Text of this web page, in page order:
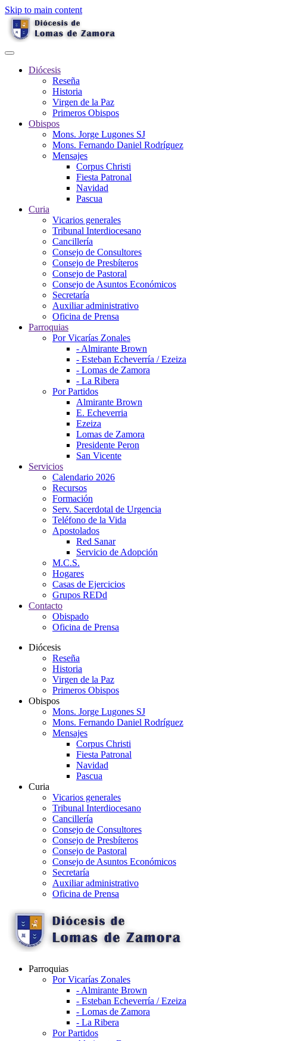
Skip to main content
Diócesis
Reseña
Historia
Virgen de la Paz
Primeros Obispos
Obispos
Mons. Jorge Lugones SJ
Mons. Fernando Daniel Rodríguez
Mensajes
Corpus Christi
Fiesta Patronal
Navidad
Pascua
Curia
Vicarios generales
Tribunal Interdiocesano
Cancillería
Consejo de Consultores
Consejo de Presbíteros
Consejo de Pastoral
Consejo de Asuntos Económicos
Secretaría
Auxiliar administrativo
Oficina de Prensa
Parroquias
Por Vicarías Zonales
- Almirante Brown
- Esteban Echeverría / Ezeiza
- Lomas de Zamora
- La Ribera
Por Partidos
Almirante Brown
E. Echeverria
Ezeiza
Lomas de Zamora
Presidente Peron
San Vicente
Servicios
Calendario 2026
Recursos
Formación
Serv. Sacerdotal de Urgencia
Teléfono de la Vida
Apostolados
Red Sanar
Servicio de Adopción
M.C.S.
Hogares
Casas de Ejercicios
Grupos REDd
Contacto
Obispado
Oficina de Prensa
Diócesis
Reseña
Historia
Virgen de la Paz
Primeros Obispos
Obispos
Mons. Jorge Lugones SJ
Mons. Fernando Daniel Rodríguez
Mensajes
Corpus Christi
Fiesta Patronal
Navidad
Pascua
Curia
Vicarios generales
Tribunal Interdiocesano
Cancillería
Consejo de Consultores
Consejo de Presbíteros
Consejo de Pastoral
Consejo de Asuntos Económicos
Secretaría
Auxiliar administrativo
Oficina de Prensa
Parroquias
Por Vicarías Zonales
- Almirante Brown
- Esteban Echeverría / Ezeiza
- Lomas de Zamora
- La Ribera
Por Partidos